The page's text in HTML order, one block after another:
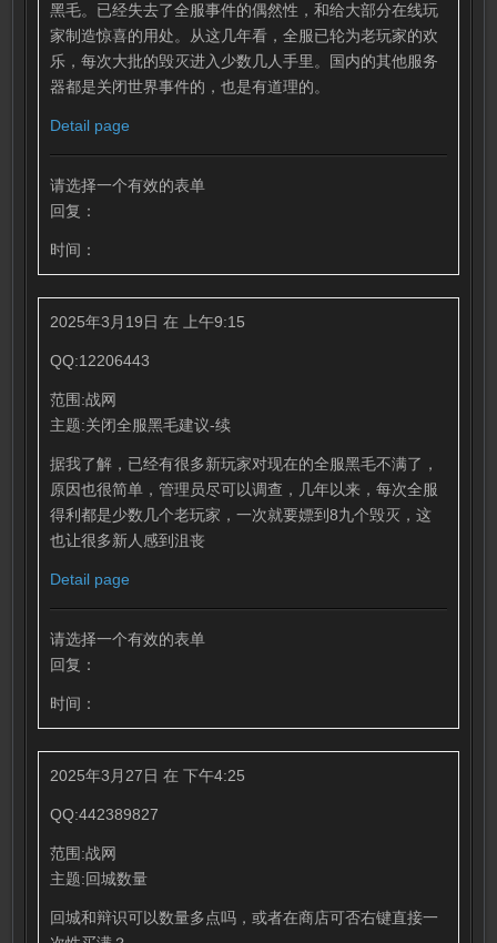
黑毛。已经失去了全服事件的偶然性，和给大部分在线玩
家制造惊喜的用处。从这几年看，全服已轮为老玩家的欢
乐，每次大批的毁灭进入少数几人手里。国内的其他服务
器都是关闭世界事件的，也是有道理的。
Detail page
请选择一个有效的表单
回复：
时间：
2025年3月19日 在 上午9:15
QQ:12206443
范围:战网
主题:关闭全服黑毛建议-续
据我了解，已经有很多新玩家对现在的全服黑毛不满了，
原因也很简单，管理员尽可以调查，几年以来，每次全服
得利都是少数几个老玩家，一次就要嫖到8九个毁灭，这
也让很多新人感到沮丧
Detail page
请选择一个有效的表单
回复：
时间：
2025年3月27日 在 下午4:25
QQ:442389827
范围:战网
主题:回城数量
回城和辩识可以数量多点吗，或者在商店可否右键直接一